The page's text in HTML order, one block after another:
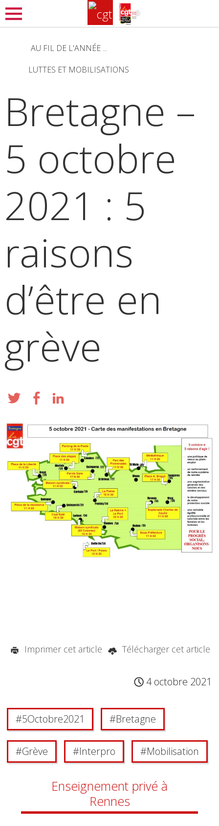
Aller
au
principalAU FIL DE L'ANNÉE ...
LUTTES ET MOBILISATIONS
Bretagne –
5 octobre
2021 : 5
raisons
d’être en
grève
Imprimer cet article Télécharger cet article
4 octobre 2021
#5 Octobre 2021 #Bretagne
#Grève #Interpro #Mobilisation
Enseignement privé à
Rennes